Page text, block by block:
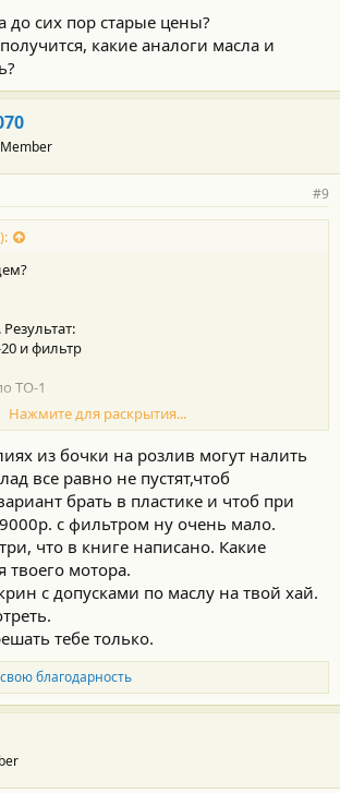
до сих пор старые цены?
какие аналоги масла и
#9
и фильтр
ТО-1
автозапчастей:
0W-20!!!!
у дилера?
может стоит съездить и сделать ТО
сих пор старые цены?
какие аналоги масла и фильтра
Нажмите для раскрытия...
из бочки на розлив могут налить
все равно не пустят,чтоб
брать в пластике и чтоб при
с фильтром ну очень мало.
что в книге написано. Какие
твоего мотора.
с допусками по маслу на твой хай.
тебе только.
благодарность